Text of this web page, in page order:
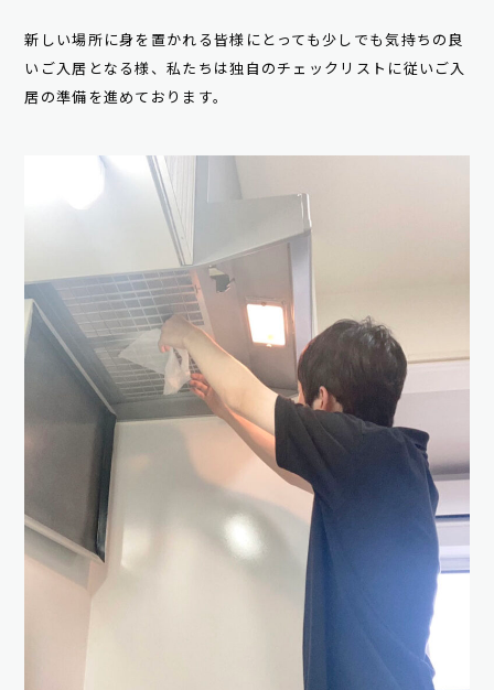
新しい場所に身を置かれる皆様にとっても少しでも気持ちの良
いご入居となる様、私たちは独自のチェックリストに従いご入
居の準備を進めております。